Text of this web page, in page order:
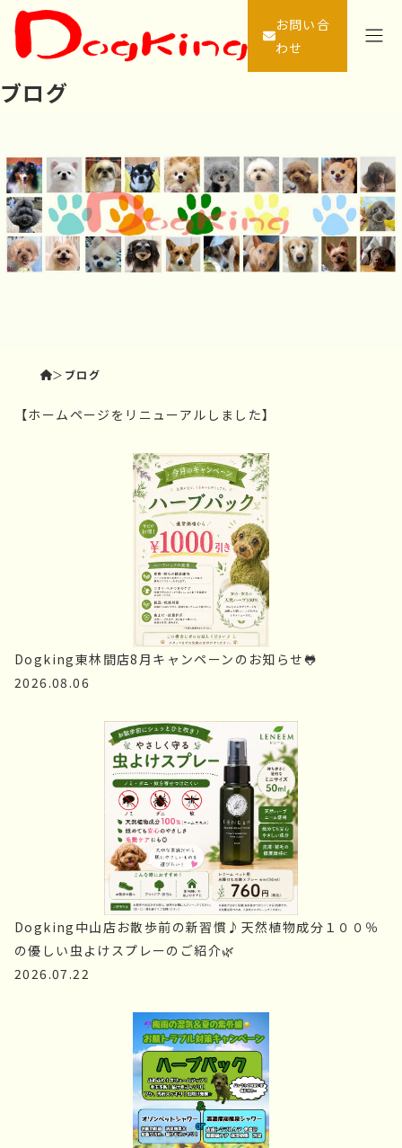
お問い合
わせ
ブログ
＞ ブログ
【ホームページをリニューアルしました】
Dogking東林間店8月キャンペーンのお知らせ🐸
2026.08.06
Dogking中山店お散歩前の新習慣♪天然植物成分１００％
の優しい虫よけスプレーのご紹介🌿
2026.07.22